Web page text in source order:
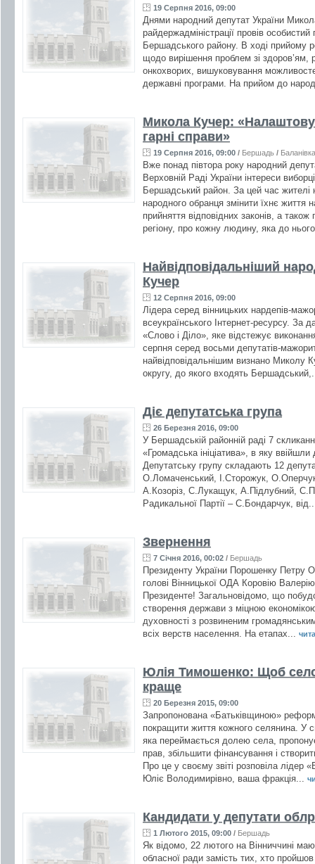
19 Серпня 2016, 09:00
Днями народний депутат України
райдержадміністрації провів
Бершадського району. В ході прийому
щодо вирішення проблем зі здоров’ям,
онкохворих, вишуковування
державні програми. На прийом до
Микола Кучер:
гарні справи»
19 Серпня 2016, 09:00 / Бершадь / Баланівка
Вже понад півтора року народний
Верховній Раді України інтереси
Бершадський район. За цей час жителі
народного обранця змінити їхнє
прийняття відповідних законів, а
регіону, про кожну людину, яка до
Найвідповідальніший
Кучер
12 Серпня 2016, 09:00
Лідера серед вінницьких нардепів-
всеукраїнського Інтернет-ресурсу. За
«Слово і Діло», яке відстежує
серпня серед восьми депутатів-
найвідповідальнішим визнано Миколу
округу, до якого входять
Діє депутатська група
26 Березня 2016, 09:00
У Бершадській районній раді 7
«Громадська ініціатива», в яку
Депутатську групу складають 12
О.Ломаченський, І.Сторожук,
А.Козоріз, С.Лукащук, А.Підлубний,
Радикальної Партії – С.Бондарчук,
Звернення
7 Січня 2016, 00:02 / Бершадь
Президенту України Порошенку Петру
голові Вінницької ОДА Коровію
Президенте! Загальновідомо, що
створення держави з міцною
духовності з розвиненим
всіх верств населення. На етапах...
Юлія Тимошенко: Щоб
краще
20 Березня 2015, 09:00
Запропонована «Батьківщиною»
покращити життя кожного селянина. У
яка переймається долею села,
прав, збільшити фінансування і
Про це у своєму звіті розповіла
Юліє Володимирівно, ваша фракція...
Кандидати у депутати
1 Лютого 2015, 09:00 / Бершадь
Як відомо, 22 лютого на Вінниччині
обласної ради замість тих, хто